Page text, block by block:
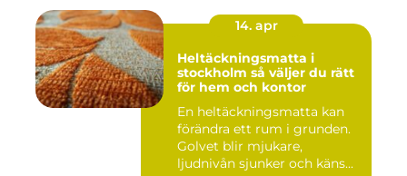
14. apr
Heltäckningsmatta i
stockholm så väljer du rätt
för hem och kontor
En heltäckningsmatta kan
förändra ett rum i grunden.
Golvet blir mjukare,
ljudnivån sjunker och käns...